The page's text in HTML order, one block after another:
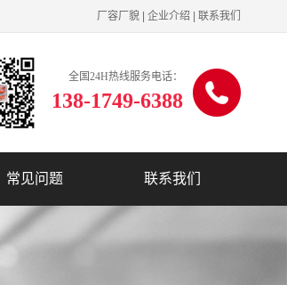
厂容厂貌 企业介绍 联系我们
全国24H热线服务电话：
138-1749-6388
常见问题 联系我们